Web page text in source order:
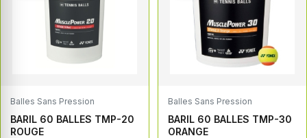
Balles Sans Pression
BARIL 60 BALLES TMP-20
ROUGE
Balles Sans Pression
BARIL 60 BALLES TMP-30
ORANGE